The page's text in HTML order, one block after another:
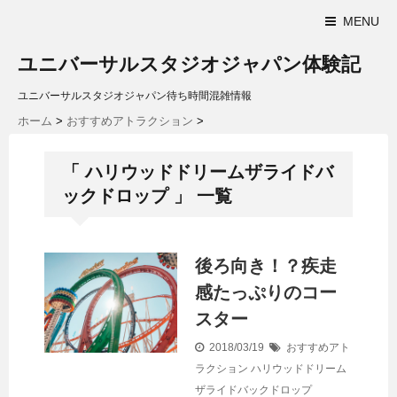
MENU
ユニバーサルスタジオジャパン体験記
ユニバーサルスタジオジャパン待ち時間混雑情報
ホーム > おすすめアトラクション >
「 ハリウッドドリームザライドバ
ックドロップ 」 一覧
後ろ向き！？疾走
感たっぷりのコー
スター
2018/03/19
おすすめアト
ラクション ハリウッドドリーム
ザライドバックドロップ